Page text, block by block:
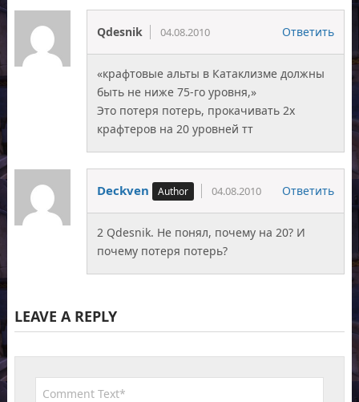
Qdesnik 04.08.2010 Ответить
«крафтовые альты в Катаклизме должны
быть не ниже 75-го уровня,»
Это потеря потерь, прокачивать 2х
крафтеров на 20 уровней тт
Deckven 04.08.2010 Ответить
2 Qdesnik. Не понял, почему на 20? И
почему потеря потерь?
LEAVE A REPLY